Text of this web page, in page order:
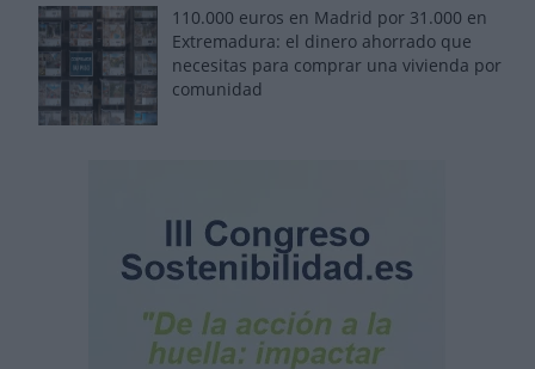
110.000 euros en Madrid por 31.000 en
Extremadura: el dinero ahorrado que
necesitas para comprar una vivienda por
comunidad